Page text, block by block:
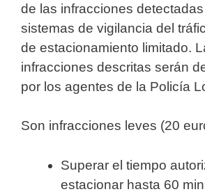
de las infracciones
sistemas de vigilancia del
de estacionamiento limitado.
infracciones descritas serán
por los agentes de la Policía
Son infracciones leves (20
Superar el tiempo
estacionar hasta 60